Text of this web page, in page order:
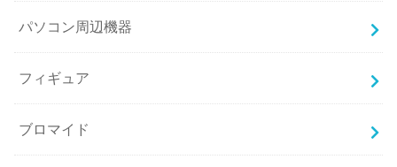
パソコン周辺機器
フィギュア
ブロマイド